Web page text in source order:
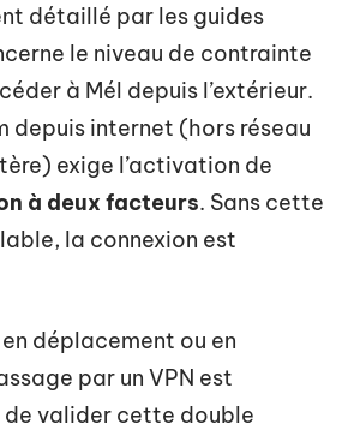
détaillé par les guides
le niveau de contrainte
à Mél depuis l’extérieur.
depuis internet (hors réseau
exige l’activation de
à deux facteurs. Sans cette
la connexion est
déplacement ou en
par un VPN est
valider cette double